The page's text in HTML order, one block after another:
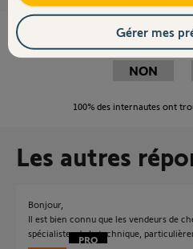
Cette réponse
NON
100% des internautes ont
Les autres
Bonjour,
Il est bien connu que les vendeurs de
spécialistes de la technique,
Gérer mes